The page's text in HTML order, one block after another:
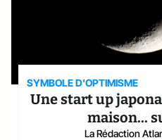
SYMBOLE D'OPTIMISME
Une start up
maison...
La Rédaction